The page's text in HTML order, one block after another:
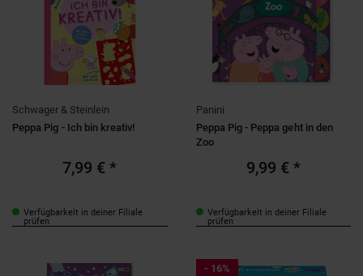
Schwager & Steinlein
Peppa Pig - Ich bin kreativ!
7,99 € *
Verfügbarkeit in deiner Filiale
prüfen
Panini
Peppa Pig - Peppa geht in den
Zoo
9,99 € *
Verfügbarkeit in deiner Filiale
prüfen
- 16%